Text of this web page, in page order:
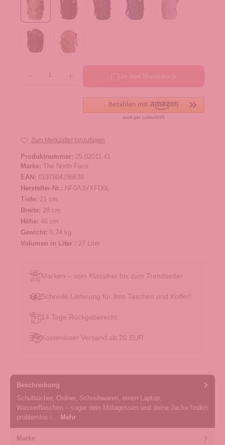
Zum Merkzettel hinzufügen
Produktnummer: 25.02011.41
Marke: The North Face
EAN: 0197804286638
Hersteller-Nr.: NF0A3VXFD0L
Tiefe: 21 cm
Breite: 28 cm
Höhe: 46 cm
Gewicht: 0,74 kg
Volumen in Liter : 27 Liter
Marken – vom Klassiker bis zum Trendsetter
Schnelle Lieferung für Ihre Taschen und Koffer!
14 Tage Rückgaberecht
Kostenloser Versand ab 20 EUR
Beschreibung
Schulbücher, Ordner, Schreibwaren, einen Laptop,
Wasserflaschen – sogar dein Mittagessen und deine Jacke finden
problemlos i… Mehr
Marke